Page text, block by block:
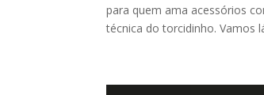
para quem ama acessórios
técnica do torcidinho. Vamos